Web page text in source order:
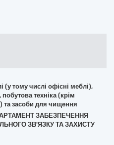
(у тому числі офісні меблі),
техніка (крім
та засоби для чищення
ЗАБЕЗПЕЧЕННЯ
ЗВ'ЯЗКУ ТА ЗАХИСТУ